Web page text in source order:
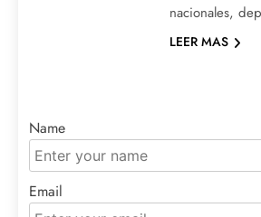
nacionales,
LEER MAS
Name
Email